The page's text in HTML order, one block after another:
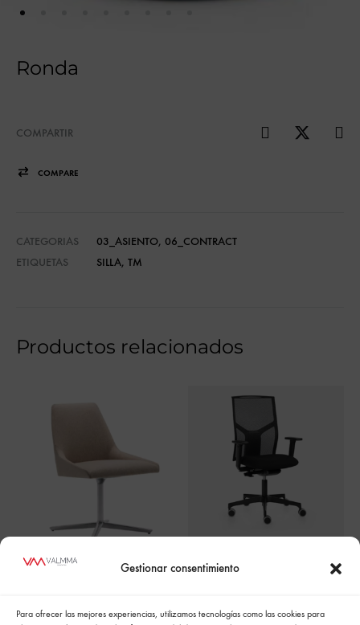
Gestionar consentimiento
Para ofrecer las mejores experiencias, utilizamos tecnologías como las cookies para
Ronda
COMPARTIR
COMPARE
CATEGORIAS 03_ASIENTO, 06_CONTRACT
ETIQUETAS
SILLA, TM
Productos relacionados
Alya SI1550 ATIKA